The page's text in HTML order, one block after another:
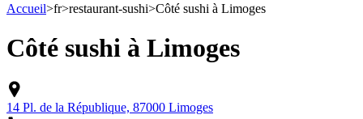
Accueil>fr>restaurant-sushi>Côté sushi à Limoges
Côté sushi à Limoges
14 Pl. de la République, 87000 Limoges